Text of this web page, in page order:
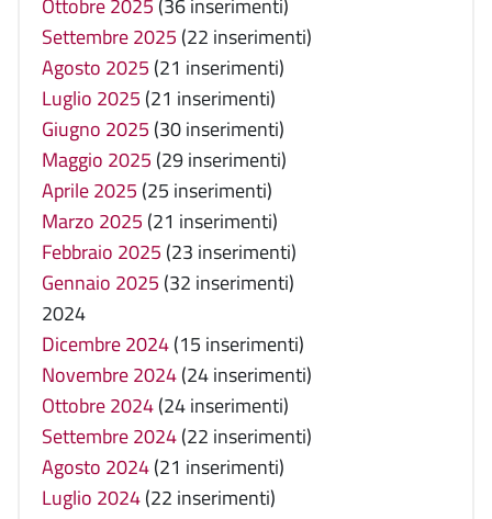
Ottobre 2025 (36 inserimenti)
Settembre 2025 (22 inserimenti)
Agosto 2025 (21 inserimenti)
Luglio 2025 (21 inserimenti)
Giugno 2025 (30 inserimenti)
Maggio 2025 (29 inserimenti)
Aprile 2025 (25 inserimenti)
Marzo 2025 (21 inserimenti)
Febbraio 2025 (23 inserimenti)
Gennaio 2025 (32 inserimenti)
2024
Dicembre 2024(15 inserimenti)
Novembre 2024(24 inserimenti)
Ottobre 2024(24 inserimenti)
Settembre 2024(22 inserimenti)
Agosto 2024(21 inserimenti)
Luglio 2024(22 inserimenti)